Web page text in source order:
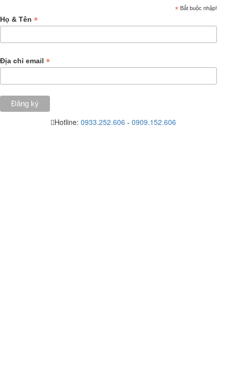
* Bắt buộc nhập!
Họ & Tên *
Địa chỉ email *
Hotline: 0933.252.606 - 0909.152.606